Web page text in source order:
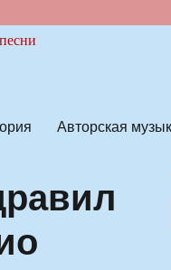
Авторская